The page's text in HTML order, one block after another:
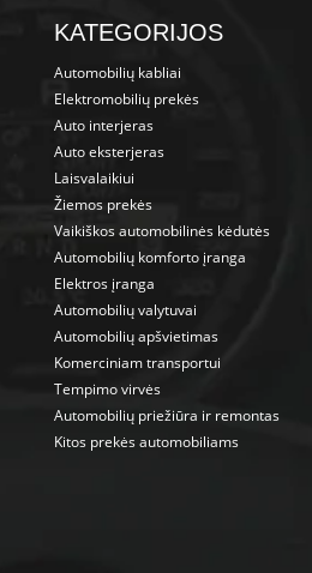
KATEGORIJOS
Automobilių kabliai
Elektromobilių prekės
Auto interjeras
Auto eksterjeras
Laisvalaikiui
Žiemos prekės
Vaikiškos automobilinės kėdutės
Automobilių komforto įranga
Elektros įranga
Automobilių valytuvai
Automobilių apšvietimas
Komerciniam transportui
Tempimo virvės
Automobilių priežiūra ir remontas
Kitos prekės automobiliams